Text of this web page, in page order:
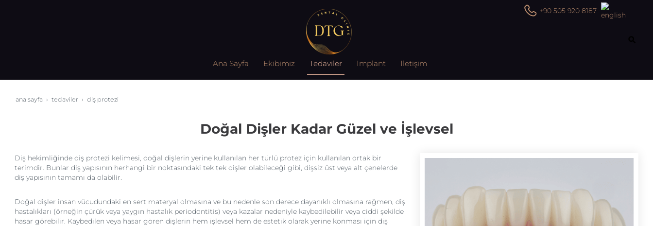
+90 505 920 8187
Ana Sayfa Ekibimiz Tedaviler İmplant İletişim
ana sayfa tedaviler diş protezi
Doğal Dişler Kadar Güzel ve İşlevsel
Diş hekimliğinde diş protezi kelimesi, doğal dişlerin yerine kullanılan her türlü protez için kullanılan ortak bir
terimdir. Bunlar diş yapısının herhangi bir noktasındaki tek tek dişler olabileceği gibi, dişsiz üst veya alt çenelerde
diş yapısının tamamı da olabilir.
Doğal dişler insan vücudundaki en sert materyal olmasına ve bu nedenle son derece dayanıklı olmasına rağmen, diş
hastalıkları (örneğin çürük veya yaygın hastalık periodontitis) veya kazalar nedeniyle kaybedilebilir veya ciddi şekilde
hasar görebilir. Kaybedilen veya hasar gören dişlerin hem işlevsel hem de estetik olarak yerine konması için diş